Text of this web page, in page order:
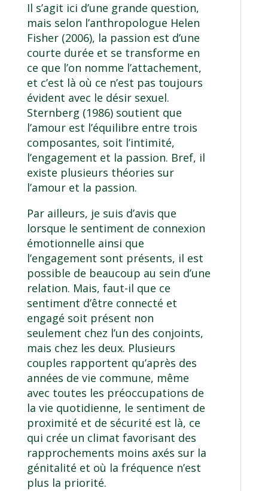
Il s’agit ici d’une grande question,
mais selon l’anthropologue Helen
Fisher (2006), la passion est d’une
courte durée et se transforme en
ce que l’on nomme l’attachement,
et c’est là où ce n’est pas toujours
évident avec le désir sexuel.
Sternberg (1986) soutient que
l’amour est l’équilibre entre trois
composantes, soit l’intimité,
l’engagement et la passion. Bref, il
existe plusieurs théories sur
l’amour et la passion.
Par ailleurs, je suis d’avis que
lorsque le sentiment de connexion
émotionnelle ainsi que
l’engagement sont présents, il est
possible de beaucoup au sein d’une
relation. Mais, faut-il que ce
sentiment d’être connecté et
engagé soit présent non
seulement chez l’un des conjoints,
mais chez les deux. Plusieurs
couples rapportent qu’après des
années de vie commune, même
avec toutes les préoccupations de
la vie quotidienne, le sentiment de
proximité et de sécurité est là, ce
qui crée un climat favorisant des
rapprochements moins axés sur la
génitalité et où la fréquence n’est
plus la priorité.